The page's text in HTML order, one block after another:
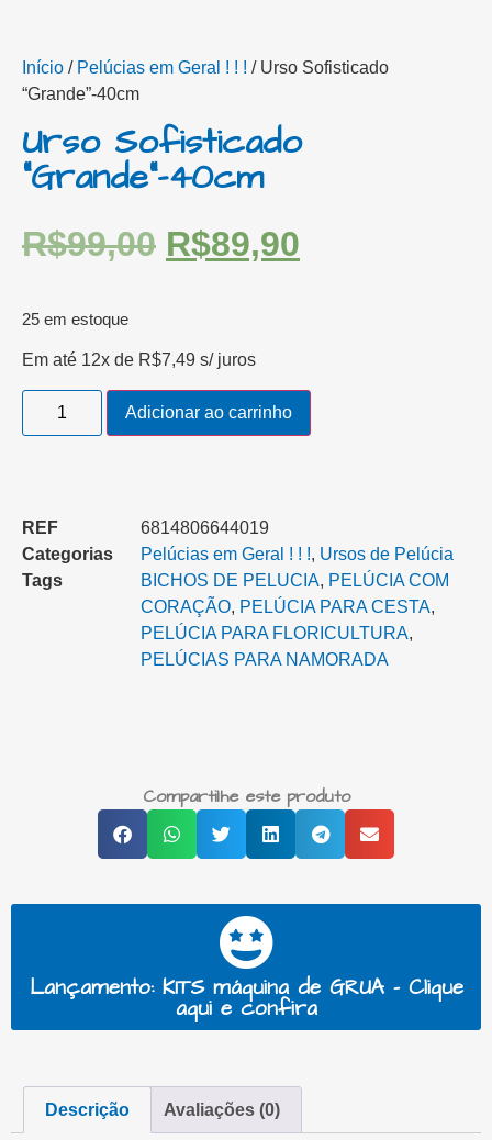
Início / Pelúcias em Geral ! ! ! / Urso Sofisticado
“Grande”-40cm
Urso Sofisticado
“Grande”-40cm
R$99,00 R$89,90
25 em estoque
Em até 12x de R$7,49 s/ juros
Adicionar ao carrinho
REF
6814806644019
Categorias
Pelúcias em Geral ! ! !, Ursos de Pelúcia
Tags
BICHOS DE PELUCIA, PELÚCIA COM
CORAÇÃO, PELÚCIA PARA CESTA‎,
PELÚCIA PARA FLORICULTURA,
PELÚCIAS PARA NAMORADA
Compartilhe este produto
Lançamento: KITS máquina de GRUA - Clique
aqui e confira
Descrição Avaliações (0)